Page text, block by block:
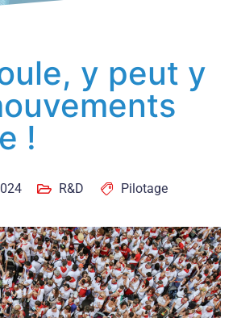
y peut y
!
R&D Pilotage